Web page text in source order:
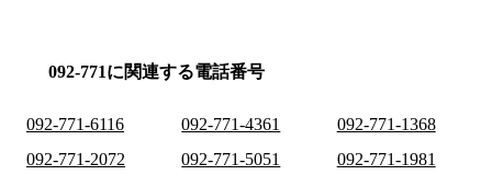
092-771に関連する電話番号
092-771-6116 092-771-4361
092-771-1368
092-771-2072
092-771-5051
092-771-1981